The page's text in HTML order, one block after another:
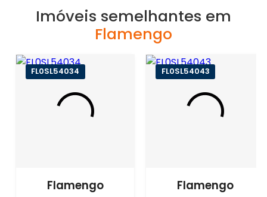
Imóveis semelhantes em
Flamengo
FL0SL54034
Flamengo
FL0SL54043
Flamengo